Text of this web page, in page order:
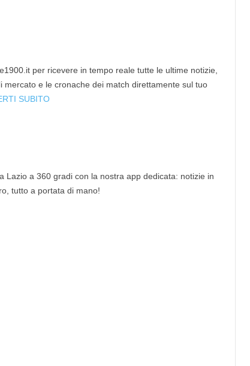
per ricevere in tempo reale tutte le ultime notizie,
e le cronache dei match direttamente sul tuo
SUBITO
Lazio a 360 gradi con la nostra app dedicata: notizie in
tutto a portata di mano!